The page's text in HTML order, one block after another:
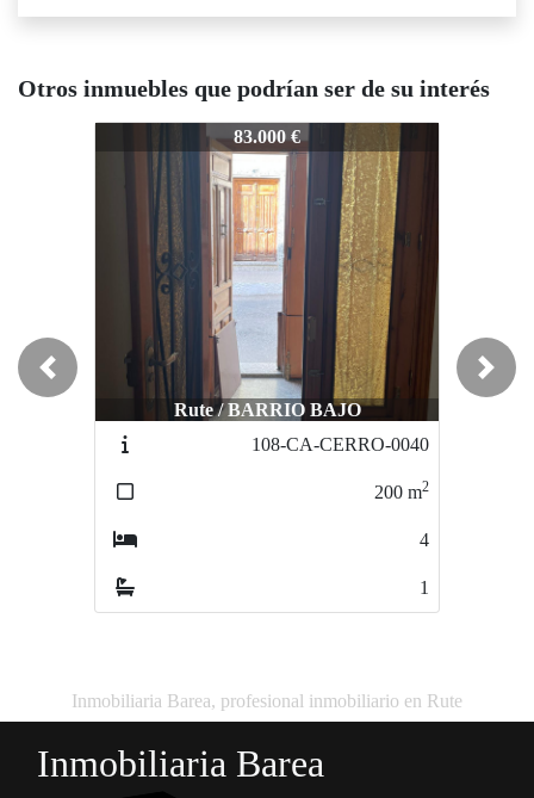
Otros inmuebles que podrían ser de su interés
CA-HERRERO-0163
Rute / BARRIO BAJO
108-CA-CERRO-0040
398-CA-HERRERO-0163
110.000 €
Rute / BARRIO BAJO
74-CA-CANALEJAS-0035
150m
Previous Next
Inmobiliaria Barea, profesional inmobiliario en Rute
Inmobiliaria Barea